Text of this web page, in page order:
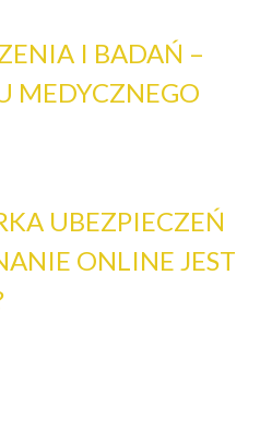
I BADAŃ –
MEDYCZNEGO
UBEZPIECZEŃ
ONLINE JEST